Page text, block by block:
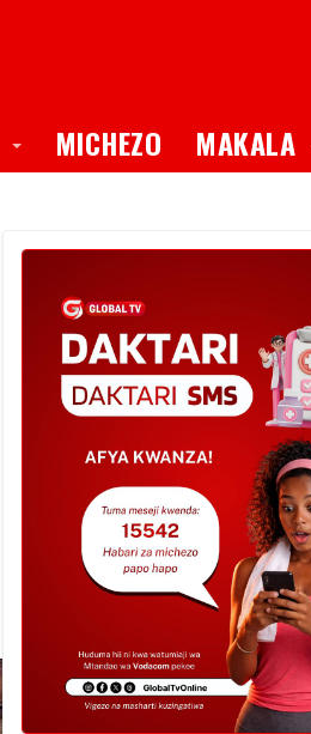
Toggle Dropdown
MICHEZO MAKALA